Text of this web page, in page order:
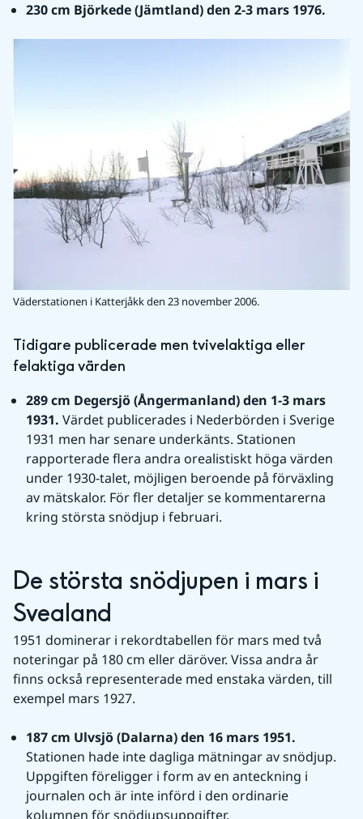
230 cm Björkede (Jämtland) den 2-3 mars 1976.
Väderstationen i Katterjåkk den 23 november 2006.
Tidigare publicerade men tvivelaktiga eller
felaktiga värden
289 cm Degersjö (Ångermanland) den 1-3 mars
1931. Värdet publicerades i Nederbörden i Sverige
1931 men har senare underkänts. Stationen
rapporterade flera andra orealistiskt höga värden
under 1930-talet, möjligen beroende på förväxling
av mätskalor. För fler detaljer se kommentarerna
kring största snödjup i februari.
De största snödjupen i mars i
Svealand
1951 dominerar i rekordtabellen för mars med två
noteringar på 180 cm eller däröver. Vissa andra år
finns också representerade med enstaka värden, till
exempel mars 1927.
Stationen hade inte dagliga mätningar av snödjup.
Uppgiften föreligger i form av en anteckning i
journalen och är inte införd i den ordinarie
kolumnen för snödjupsuppgifter.